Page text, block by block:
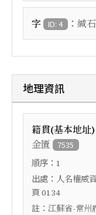
字 ID: 4 ： 緘石
地理資訊
籍貫(基本地址)
金匱 7535
順序： 1
出處： 人名權威
頁 0134
註： 江蘇省-常州